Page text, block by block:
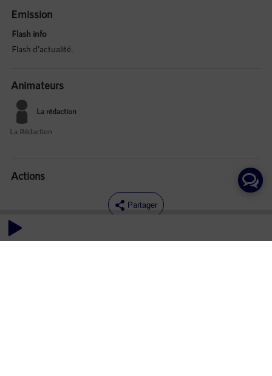
Emission
Flash info
Flash d'actualité.
Animateurs
La rédaction
La Rédaction
Actions
Partager
Commentaires